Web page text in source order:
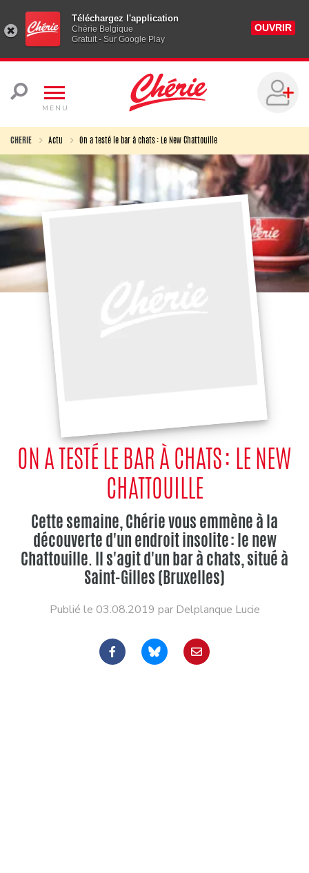
Téléchargez l'application
Chérie Belgique
Gratuit - Sur Google Play
OUVRIR
MENU
CHERIE Actu On a testé le bar à chats : Le New Chattouille
ON A TESTÉ LE BAR À CHATS : LE NEW
CHATTOUILLE
Cette semaine, Chérie vous emmène à la
découverte d'un endroit insolite : le new
Chattouille. Il s'agit d'un bar à chats, situé à
Saint-Gilles (Bruxelles)
Publié le 03.08.2019 par Delplanque Lucie